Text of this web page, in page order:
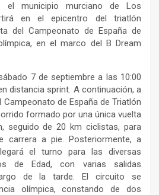
el municipio murciano de Los
en el epicentro del triatlón
del Campeonato de España de
en el marco del B Dream
7 de septiembre a las 10:00
distancia sprint. A continuación, a
Campeonato de España de Triatlón
formado por una única vuelta
seguido de 20 km ciclistas, para
carrera a pie. Posteriormente, a
el turno para las diversas
de Edad, con varias salidas
de la tarde. El circuito se
olímpica, constando de dos